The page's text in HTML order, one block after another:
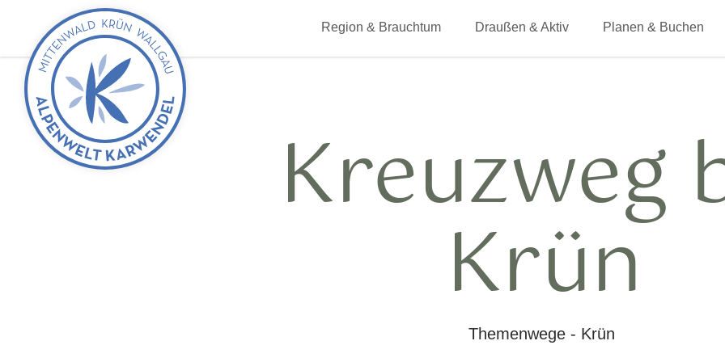
Region & Brauchtum Draußen & Aktiv Planen & Buchen
zurück
zur
Startseite
Kreuzweg
Krün
Themenwege - Krün